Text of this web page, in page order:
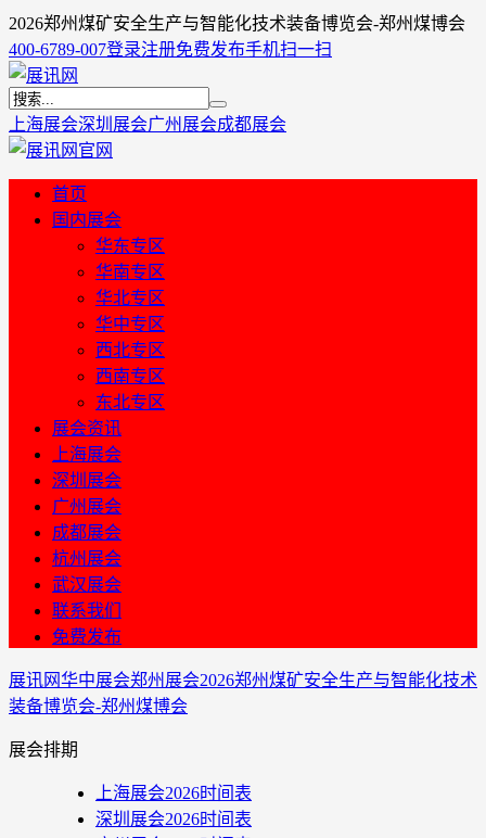
2026郑州煤矿安全生产与智能化技术装备博览会-郑州煤博会
400-6789-007登录注册免费发布手机扫一扫
上海展会深圳展会广州展会成都展会
首页
国内展会
华东专区
华南专区
华北专区
华中专区
西北专区
西南专区
东北专区
展会资讯
上海展会
深圳展会
广州展会
成都展会
杭州展会
武汉展会
联系我们
免费发布
展讯网华中展会郑州展会2026郑州煤矿安全生产与智能化技术
装备博览会-郑州煤博会
展会排期
上海展会2026时间表
深圳展会2026时间表